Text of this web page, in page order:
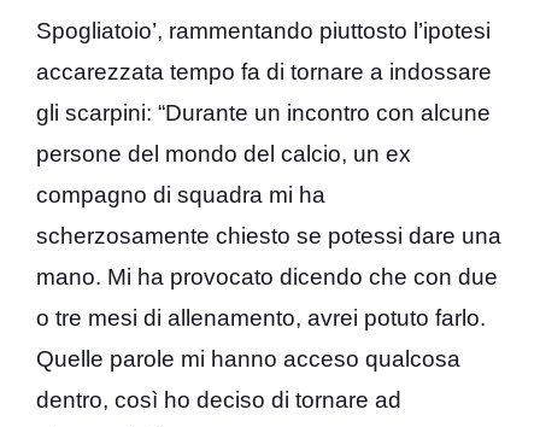
Spogliatoio’, rammentando piuttosto l’ipotesi
accarezzata tempo fa di tornare a indossare
gli scarpini: “Durante un incontro con alcune
persone del mondo del calcio, un ex
compagno di squadra mi ha
scherzosamente chiesto se potessi dare una
mano. Mi ha provocato dicendo che con due
o tre mesi di allenamento, avrei potuto farlo.
Quelle parole mi hanno acceso qualcosa
dentro, così ho deciso di tornare ad